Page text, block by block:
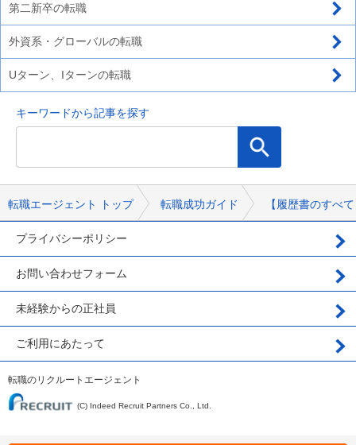
第二新卒の転職
外資系・グローバルの転職
Uターン、Iターンの転職
キーワードから記事を探す
転職エージェント トップ 転職成功ガイド 【履歴書のすべ
プライバシーポリシー
お問い合わせフォーム
未経験からの正社員
ご利用にあたって
転職のリクルートエージェント
(C) Indeed Recruit Partners Co., Ltd.